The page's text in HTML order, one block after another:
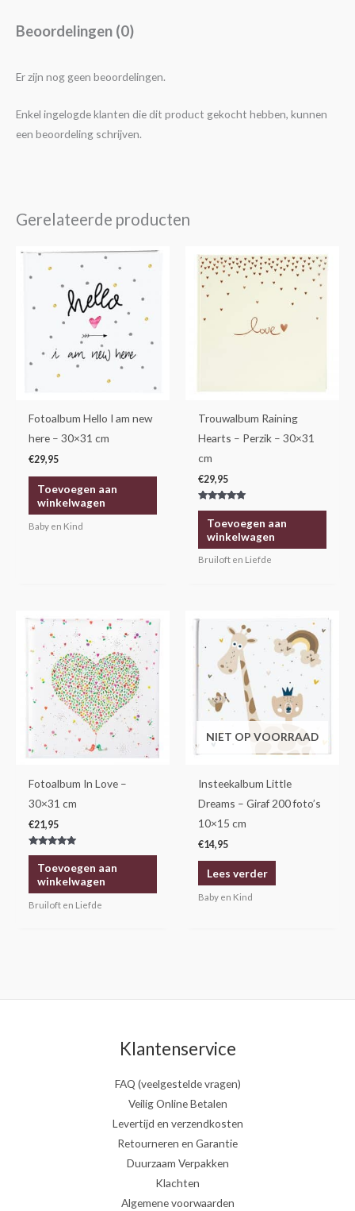
Beoordelingen (0)
Er zijn nog geen beoordelingen.
Enkel ingelogde klanten die dit product gekocht hebben, kunnen
een beoordeling schrijven.
Gerelateerde producten
Fotoalbum Hello I am new
here – 30×31 cm
€29,95
Toevoegen aan
winkelwagen
Baby en Kind
Trouwalbum Raining
Hearts – Perzik – 30×31
cm
€29,95
Gewaardeerd
5.00
uit 5Toevoegen aan
winkelwagen
Bruiloft en Liefde
Fotoalbum In Love –
30×31 cm
€21,95
Gewaardeerd
5.00
uit 5Toevoegen aan
winkelwagen
Bruiloft en Liefde
NIET OP VOORRAAD
Insteekalbum Little
Dreams – Giraf 200 foto’s
10×15 cm
€14,95
Lees verder
Baby en Kind
Klantenservice
FAQ (veelgestelde vragen)
Veilig Online Betalen
Levertijd en verzendkosten
Retourneren en Garantie
Duurzaam Verpakken
Klachten
Algemene voorwaarden